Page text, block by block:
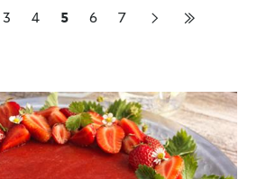
3 4 5 6 7